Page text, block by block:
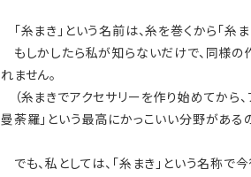
「糸まき」という名前は、糸を巻くから「糸
もしかしたら私が知らないだけで、同様の
れません。
（糸まきでアクセサリーを作り始めてから
曼荼羅」という最高にかっこいい分野があるの
でも、私としては、「糸まき」という名称で